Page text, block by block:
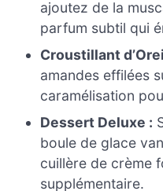
ajoutez de la
parfum subtil qui
Croustillant
amandes effilées
caramélisation
Dessert Deluxe :
boule de glace
cuillère de crème
supplémentaire.